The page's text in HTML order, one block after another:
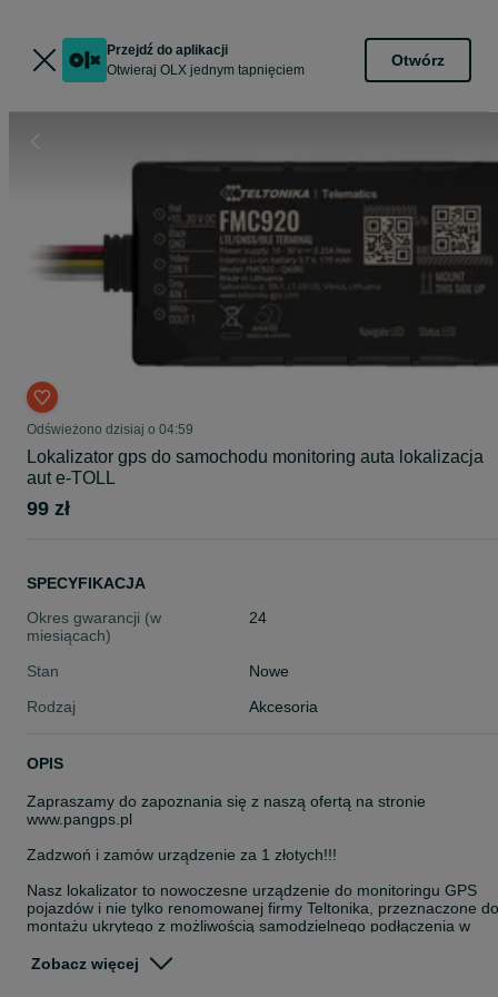
Przejdź do aplikacji
Otwieraj OLX jednym tapnięciem
Otwórz
Odświeżono dzisiaj o 04:59
Lokalizator gps do samochodu monitoring auta lokalizacja
aut e-TOLL
99 zł
SPECYFIKACJA
Okres gwarancji (w
miesiącach)
24
Stan
Nowe
Rodzaj
Akcesoria
OPIS
Zapraszamy do zapoznania się z naszą ofertą na stronie
www.pangps.pl
Zadzwoń i zamów urządzenie za 1 złotych!!!
Nasz lokalizator to nowoczesne urządzenie do monitoringu GPS
pojazdów i nie tylko renomowanej firmy Teltonika, przeznaczone do
montażu ukrytego z możliwością samodzielnego podłączenia w
wysokiej jakości, co pozwala na przesyłanie danych o lokalizacji
Zobacz więcej